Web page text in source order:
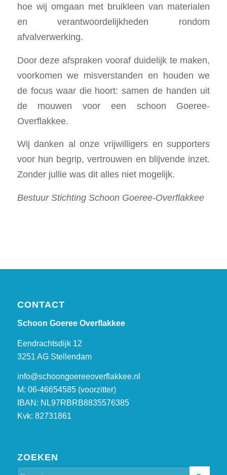
hoe wij omgaan met bruikleen van materialen
en verantwoordelijkheden rondom
afvalverwerking.
Door deze afspraken vooraf duidelijk te maken,
voorkomen we misverstanden en houden we
de focus waar die hoort: samen de handen uit
de mouwen voor een schoon Goeree-
Overflakkee.
Wij danken al onze vrijwilligers en supporters
voor hun begrip, vertrouwen en blijvende inzet.
Zonder jullie was dit alles niet mogelijk.
Bestuur Stichting Schoon Goeree-Overflakkee
CONTACT
Schoon Goeree Overflakkee
Eendrachtsdijk 12
3251 AG Stellendam
info@schoongoereeoverflakkee.nl
M: 06-46654585 (voorzitter)
IBAN: NL97RBRB8835576385
Kvk: 82731861
ZOEKEN